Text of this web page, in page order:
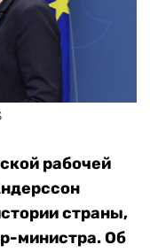
рабочей
страны,
министра. Об